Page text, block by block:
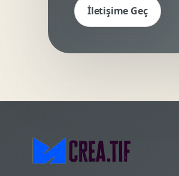
İletişime Geç